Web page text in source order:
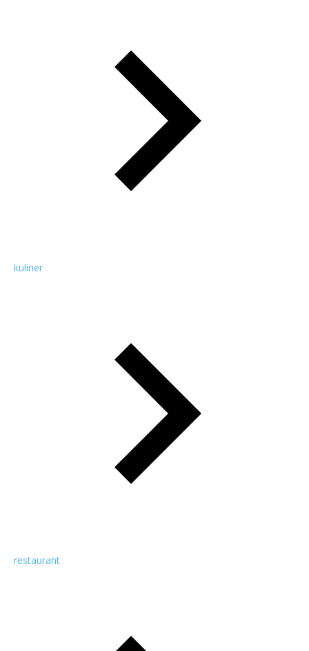
kuliner
restaurant